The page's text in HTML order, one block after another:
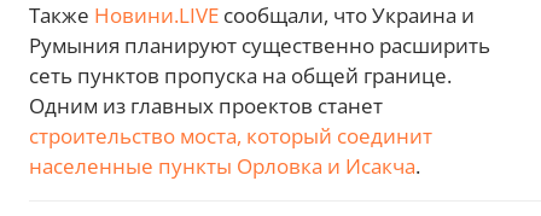
Также Новини.LIVE сообщали, что Украина и
Румыния планируют существенно расширить
сеть пунктов пропуска на общей границе.
Одним из главных проектов станет
строительство моста, который соединит
населенные пункты Орловка и Исакча.